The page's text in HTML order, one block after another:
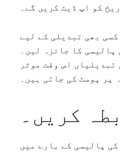
کو اپ ڈیٹ کریں گے۔
بھی تبدیلی کے لیے
کا جائزہ لیں۔
اس وقت موثر
پر پوسٹ کی جاتی ہیں۔
کریں۔
پالیسی کے بارے میں